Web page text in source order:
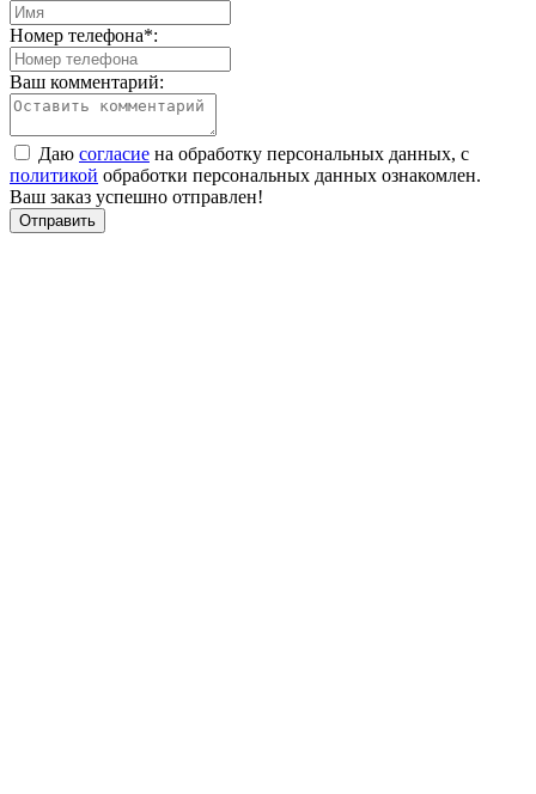
Номер телефона*:
Ваш комментарий:
Даю согласие на обработку персональных данных, с
политикой обработки персональных данных ознакомлен.
Ваш заказ успешно отправлен!